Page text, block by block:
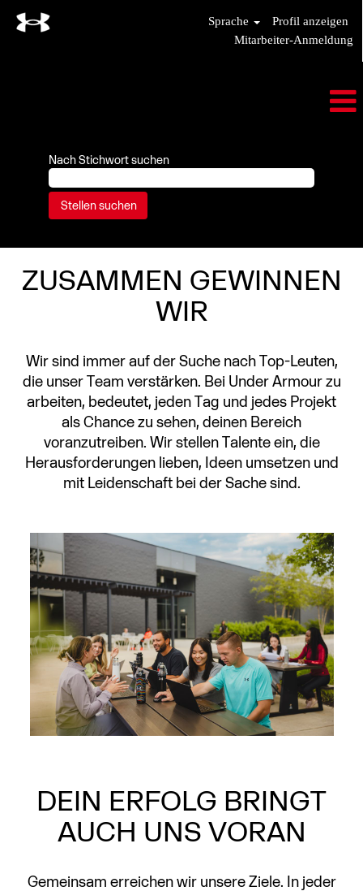
Sprache
Profil anzeigen
Mitarbeiter-Anmeldung
Nach Stichwort suchen
ZUSAMMEN GEWINNEN
WIR
Wir sind immer auf der Suche nach Top-Leuten,
die unser Team verstärken. Bei Under Armour zu
arbeiten, bedeutet, jeden Tag und jedes Projekt
als Chance zu sehen, deinen Bereich
voranzutreiben. Wir stellen Talente ein, die
Herausforderungen lieben, Ideen umsetzen und
mit Leidenschaft bei der Sache sind.
DEIN ERFOLG BRINGT
AUCH UNS VORAN
Gemeinsam erreichen wir unsere Ziele. In jeder